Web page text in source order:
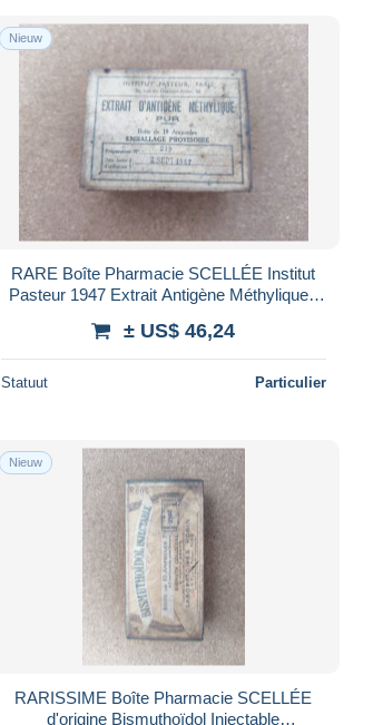
Nieuw
RARE Boîte Pharmacie SCELLÉE Institut
Pasteur 1947 Extrait Antigène Méthylique -
± US$ 46,24
Statuut Particulier
Nieuw
RARISSIME Boîte Pharmacie SCELLÉE
d'origine Bismuthoïdol Injectable